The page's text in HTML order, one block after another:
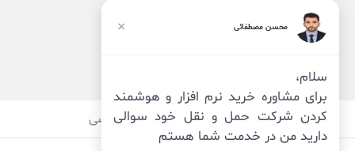
نرم افزار راننده
پنل مدیریت
قوانین امنیت حریم خصوصی
محسن مصطفائی ×
سلام،
برای مشاوره خرید نرم افزار و هوشمند
کردن شرکت حمل و نقل خود سوالی
دارید من در خدمت شما هستم